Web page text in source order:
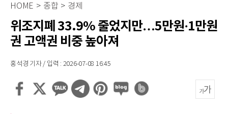
HOME > 종합 > 경제
위조지폐 33.9% 줄었지만…5만원·1만원
권 고액권 비중 높아져
홍석경 기자 / 입력 : 2026-07-08 16:45